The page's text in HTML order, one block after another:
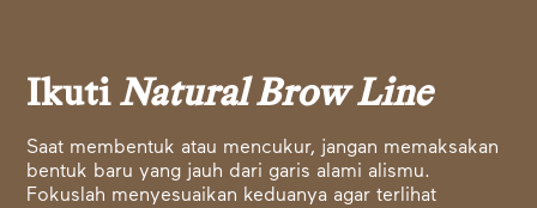
Ikuti Natural Brow Line
Saat membentuk atau mencukur, jangan memaksakan
bentuk baru yang jauh dari garis alami alismu.
Fokuslah menyesuaikan keduanya agar terlihat